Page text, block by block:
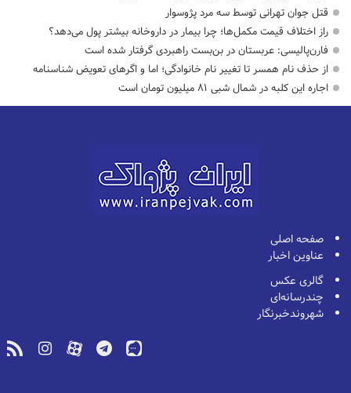
قتل جوان تهرانی توسط سه مرد پژوسوار
راز اختلاف قیمت مکمل‌ها؛ چرا بیمار در داروخانه بیشتر پول می‌دهد؟
فارن‌پالیسی: عربستان در بن‌بست راهبردی گرفتار شده است
از حذف نام همسر تا تغییر نام خانوادگی؛ اما و اگرهای تعویض شناسنامه
اجاره این کلبه در شمال شبی ۸۱ میلیون تومان است
صفحه اصلی
عناوین اخبار
گالری عکس
چندرسانه‌ای
شهروندخبرنگار